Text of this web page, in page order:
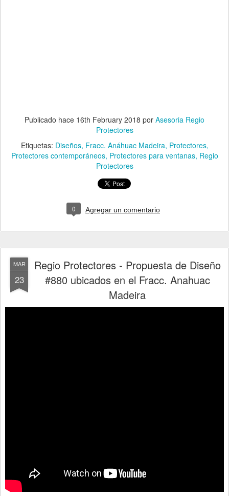
Publicado hace 16th February 2018 por Asesoria Regio
Protectores
Etiquetas: Diseños Fracc. Anáhuac Madeira Protectores
Protectores contemporáneos Protectores para ventanas Regio
Protectores
0 Agregar un comentario
MAR
23
Regio Protectores - Propuesta de Diseño
#880 ubicados en el Fracc. Anahuac
Madeira